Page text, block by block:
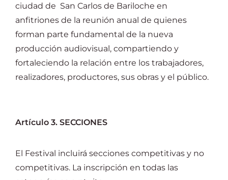
ciudad de San Carlos de Bariloche en
anfitriones de la reunión anual de quienes
forman parte fundamental de la nueva
producción audiovisual, compartiendo y
fortaleciendo la relación entre los trabajadores,
realizadores, productores, sus obras y el público.
Artículo 3. SECCIONES
El Festival incluirá secciones competitivas y no
competitivas. La inscripción en todas las